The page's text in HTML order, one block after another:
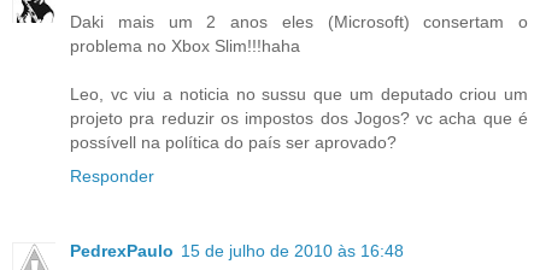
Daki mais um 2 anos eles (Microsoft) consertam o
problema no Xbox Slim!!!haha
Leo, vc viu a noticia no sussu que um deputado criou um
projeto pra reduzir os impostos dos Jogos? vc acha que é
possívell na política do país ser aprovado?
Responder
PedrexPaulo 15 de julho de 2010 às 16:48